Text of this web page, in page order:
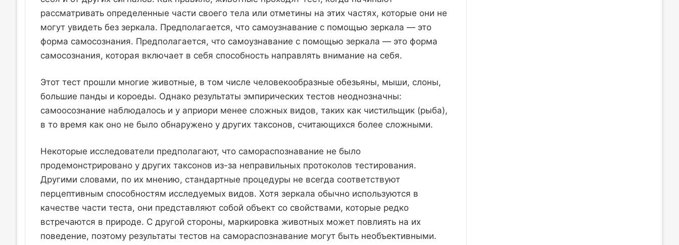
рассматривать определенные части своего тела или отметины на этих частях, которые они не
могут увидеть без зеркала. Предполагается, что самоузнавание с помощью зеркала — это
форма самосознания. Предполагается, что самоузнавание с помощью зеркала — это форма
самосознания, которая включает в себя способность направлять внимание на себя.
Этот тест прошли многие животные, в том числе человекообразные обезьяны, мыши, слоны,
большие панды и короеды. Однако результаты эмпирических тестов неоднозначны:
самоосознание наблюдалось и у априори менее сложных видов, таких как чистильщик (рыба),
в то время как оно не было обнаружено у других таксонов, считающихся более сложными.
Некоторые исследователи предполагают, что самораспознавание не было
продемонстрировано у других таксонов из-за неправильных протоколов тестирования.
Другими словами, по их мнению, стандартные процедуры не всегда соответствуют
перцептивным способностям исследуемых видов. Хотя зеркала обычно используются в
качестве части теста, они представляют собой объект со свойствами, которые редко
встречаются в природе. С другой стороны, маркировка животных может повлиять на их
поведение, поэтому результаты тестов на самораспознавание могут быть необъективными.